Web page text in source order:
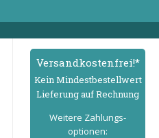
Versand­kostenfrei!*
Kein Mindest­bestell­wert
Lieferung auf Rechnung
Weitere Zahlungs­
optionen: